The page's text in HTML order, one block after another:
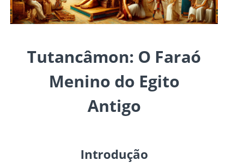
Tutancâmon: O Faraó
Menino do Egito
Antigo
Introdução